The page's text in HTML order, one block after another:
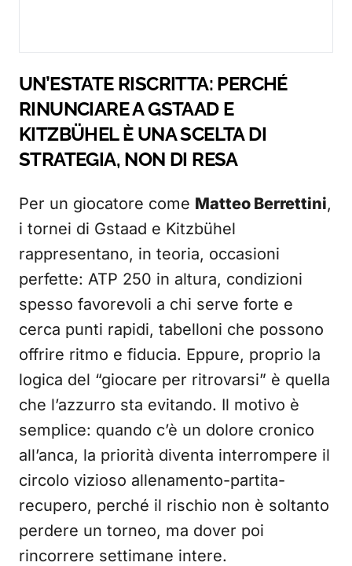
UN’ESTATE RISCRITTA: PERCHÉ
RINUNCIARE A GSTAAD E
KITZBÜHEL È UNA SCELTA DI
STRATEGIA, NON DI RESA
Per un giocatore come Matteo Berrettini,
i tornei di Gstaad e Kitzbühel
rappresentano, in teoria, occasioni
perfette: ATP 250 in altura, condizioni
spesso favorevoli a chi serve forte e
cerca punti rapidi, tabelloni che possono
offrire ritmo e fiducia. Eppure, proprio la
logica del “giocare per ritrovarsi” è quella
che l’azzurro sta evitando. Il motivo è
semplice: quando c’è un dolore cronico
all’anca, la priorità diventa interrompere il
circolo vizioso allenamento-partita-
recupero, perché il rischio non è soltanto
perdere un torneo, ma dover poi
rincorrere settimane intere.